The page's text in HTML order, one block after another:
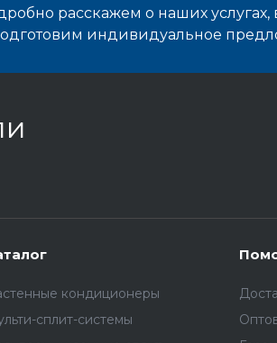
расскажем о наших услугах,
индивидуальное
кондиционеры
сплит-системы